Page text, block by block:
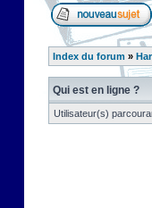
Index du forum »
Qui est en ligne ?
Utilisateur(s)